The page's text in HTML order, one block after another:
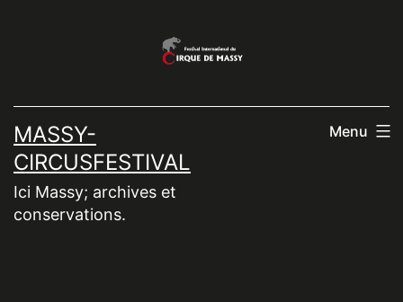
MASSY-
CIRCUSFESTIVAL
Ici Massy; archives et
conservations.
Menu